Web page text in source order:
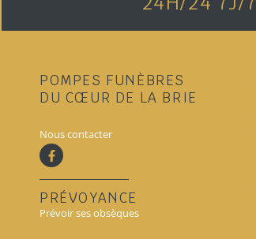
POMPES FUNÈBRES
DU CŒUR DE LA BRIE
Nous contacter
PRÉVOYANCE
Prévoir ses obsèques